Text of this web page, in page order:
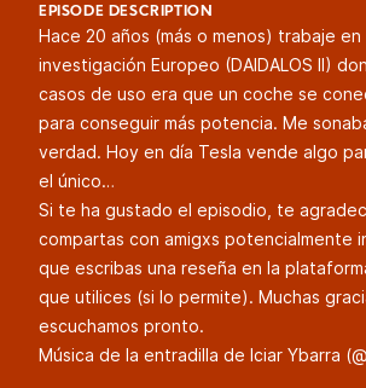
EPISODE DESCRIPTION
Hace 20 años (más o menos) trabaje
investigación Europeo (DAIDALOS II)
casos de uso era que un coche se
para conseguir más potencia. Me
verdad. Hoy en día Tesla vende algo
el único…
Si te ha gustado el episodio, te
compartas con amigxs potencialmente
que escribas una reseña en la
que utilices (si lo permite). Muchas
escuchamos pronto.
Música de la entradilla de Iciar Ybarra (